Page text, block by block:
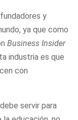
y
ya que como
Business Insider
industria es que
con
servir para